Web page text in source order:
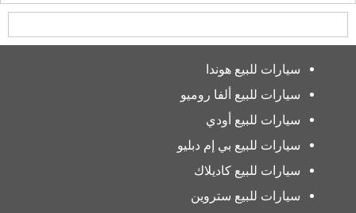
سيارات للبيع هوندا
سيارات للبيع ألفا روميو
سيارات للبيع أودي
سيارات للبيع بي إم دبليو
سيارات للبيع كاديلاك
سيارات للبيع ستروين